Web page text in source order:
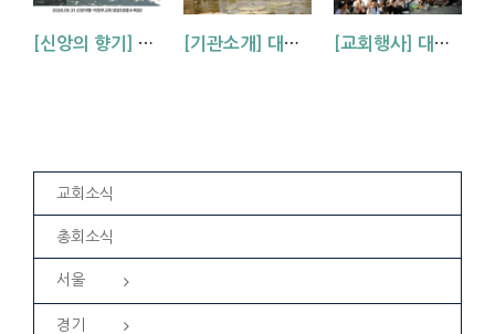
[신앙의 향기] 대방교회 신앙 여행_(안나회.마리아회.바울회) [기관소개] 대방교회 학생부를 소개합니다. [교회행사] 대방교회 2026년 봄 영은전도집회
교회소식
총회소식
서울
경기